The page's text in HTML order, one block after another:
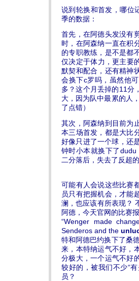
说到轮换和首发，哪位
季的数据：
首先，在阿德头发没有
时，在阿森纳一直在积
的专职教练，是不是都
仅决定于体力，更主要
默契和配合，还有精神
会换下c罗吗，虽然他
多？这个月丢掉的11分
大，因为队中最累的人
了点错）
其次，阿森纳到目前为
本三场首发，都是大比
好像只进了一个球，还
钟时小本就换下了
二分落后，失去了反超
可能有人会说这些比赛
员只有把握机会，才能
澜，也应该有所表现？
阿德，今天官网的比赛
“Wenger made
Senderos and the
特和阿德巴约换下了桑
来，本特纳运气不好，
分极大，一个运气不好
较好的，被我们不少“
员？